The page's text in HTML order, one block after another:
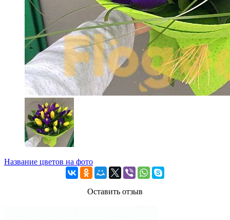
Название цветов на фото
Оставить отзыв